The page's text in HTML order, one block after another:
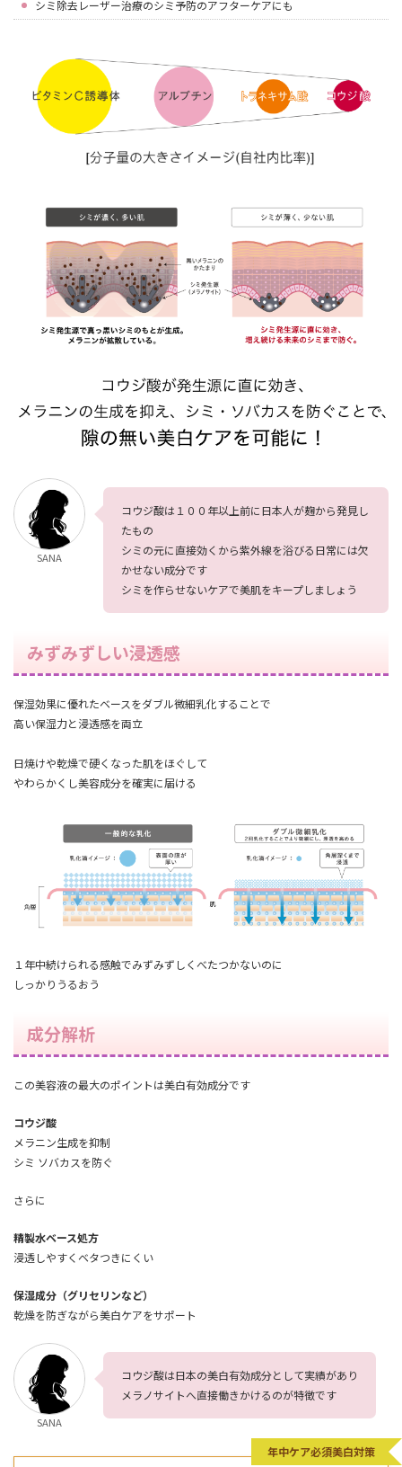
シミ除去レーザー治療のシミ予防のアフターケアにも
SANA
コウジ酸は１００年以上前に日本人が麹から発見し
たもの
シミの元に直接効くから紫外線を浴びる日常には欠
かせない成分です
シミを作らせないケアで美肌をキープしましょう
みずみずしい浸透感
保湿効果に優れたベースをダブル微細乳化することで
高い保湿力と浸透感を両立
日焼けや乾燥で硬くなった肌をほぐして
やわらかくし美容成分を確実に届ける
１年中続けられる感触でみずみずしくべたつかないのに
しっかりうるおう
成分解析
この美容液の最大のポイントは美白有効成分です
コウジ酸
メラニン生成を抑制
シミ ソバカスを防ぐ
さらに
精製水ベース処方
浸透しやすくベタつきにくい
保湿成分（グリセリンなど）
乾燥を防ぎながら美白ケアをサポート
SANA
コウジ酸は日本の美白有効成分として実績があり
メラノサイトへ直接働きかけるのが特徴です
年中ケア必須美白対策